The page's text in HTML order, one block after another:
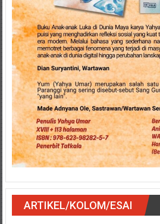
ARTIKEL/KOLOM/ESAI